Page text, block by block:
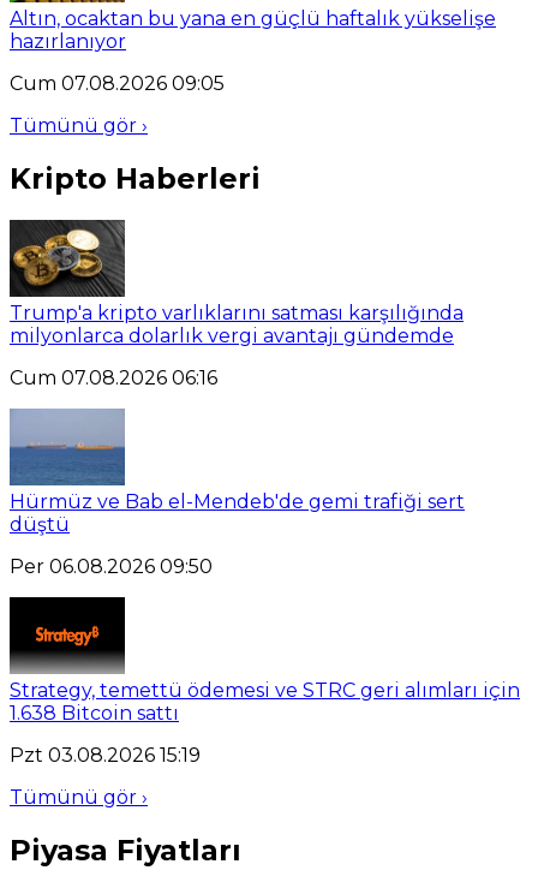
Altın, ocaktan bu yana en güçlü haftalık yükselişe
hazırlanıyor
Cum 07.08.2026 09:05
Tümünü gör ›
Kripto Haberleri
Trump'a kripto varlıklarını satması karşılığında
milyonlarca dolarlık vergi avantajı gündemde
Cum 07.08.2026 06:16
Hürmüz ve Bab el-Mendeb'de gemi trafiği sert
düştü
Per 06.08.2026 09:50
Strategy, temettü ödemesi ve STRC geri alımları için
1.638 Bitcoin sattı
Pzt 03.08.2026 15:19
Tümünü gör ›
Piyasa Fiyatları